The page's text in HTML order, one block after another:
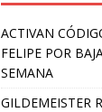
ACTIVAN
FELIPE POR
SEMANA
GILDEMEISTER